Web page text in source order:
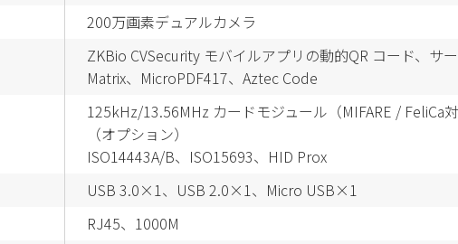
200万画素デュアルカメラ
ZKBio CVSecurity モバイルアプリの動的QR コード、サ
Matrix、MicroPDF417、Aztec Code
125kHz/13.56MHz カードモジュール （MIFARE / FeliCa
（オプション）
ISO14443A/B、ISO15693、HID Prox
USB 3.0×1、USB 2.0×1、Micro USB×1
RJ45、1000M